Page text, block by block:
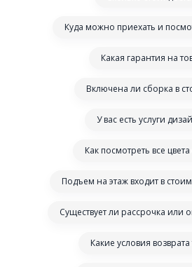
Куда можно приехать и
Какая гарантия на
Включена ли сборка в
У вас есть услуги
Как посмотреть все
Подъем на этаж входит в
Существует ли рассрочка или
Какие условия возврата